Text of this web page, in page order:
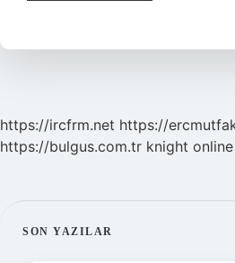
https://ircfrm.net https://
https://bulgus.com.tr knight online
SIDEBAR
SON YAZILAR